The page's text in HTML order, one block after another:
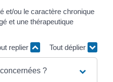
et/ou le caractère chronique
et une thérapeutique
replier
Tout déplier
?